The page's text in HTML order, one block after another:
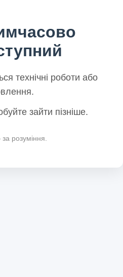
технічні роботи або
зайти пізніше.
розуміння.